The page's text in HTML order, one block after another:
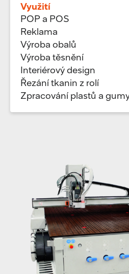
Využití
POP a POS
Reklama
Výroba obalů
Výroba těsnění
Interiérový design
Řezání tkanin z rolí
Zpracování plastů a